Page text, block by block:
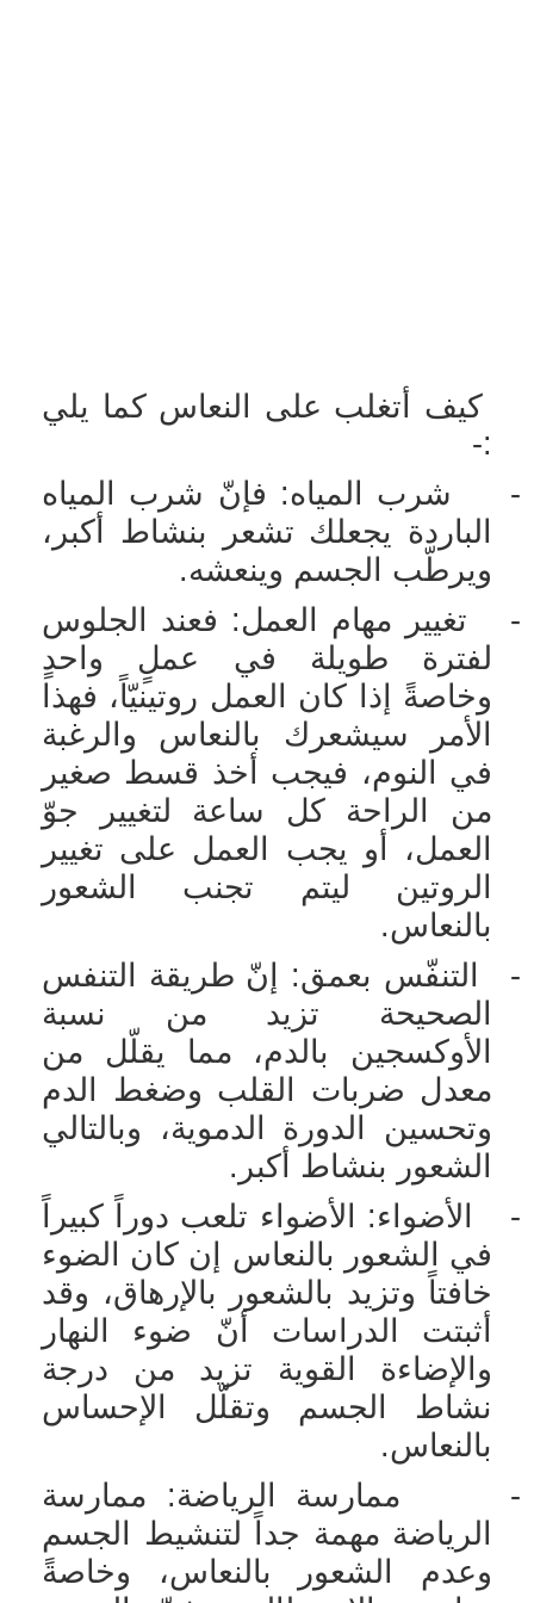
كيف أتغلب على النعاس كما يلي
:-
-
شرب المياه: فإنّ شرب المياه
الباردة يجعلك تشعر بنشاط أكبر،
ويرطّب الجسم وينعشه.
-
تغيير مهام العمل: فعند الجلوس
لفترة طويلة في عملٍ واحدٍ
وخاصةً إذا كان العمل روتينيّاً، فهذا
الأمر سيشعرك بالنعاس والرغبة
في النوم، فيجب أخذ قسط صغير
من الراحة كل ساعة لتغيير جوّ
العمل، أو يجب العمل على تغيير
الروتين ليتم تجنب الشعور
بالنعاس.
-
التنفّس بعمق: إنّ طريقة التنفس
الصحيحة تزيد من نسبة
الأوكسجين بالدم، مما يقلّل من
معدل ضربات القلب وضغط الدم
وتحسين الدورة الدموية، وبالتالي
الشعور بنشاط أكبر.
-
الأضواء: الأضواء تلعب دوراً كبيراً
في الشعور بالنعاس إن كان الضوء
خافتاً وتزيد بالشعور بالإرهاق، وقد
أثبتت الدراسات أنّ ضوء النهار
والإضاءة القوية تزيد من درجة
نشاط الجسم وتقلّل الإحساس
بالنعاس.
-
ممارسة الرياضة: ممارسة
الرياضة مهمة جداً لتنشيط الجسم
وعدم الشعور بالنعاس، وخاصةً